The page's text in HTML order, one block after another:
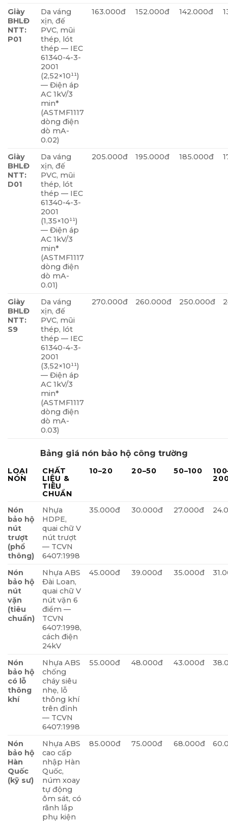
Giày
BHLĐ
NTT:
P01
Da váng
xịn, đế
PVC, mũi
thép, lót
thép — IEC
61340-4-3-
2001
(2,52×10¹¹)
— Điện áp
AC 1kV/3
min*
(ASTMF1117
dòng điện
dò mA-
0.02)
163.000đ 152.000đ 142.000đ
Giày
BHLĐ
NTT:
D01
Da váng
xịn, đế
PVC, mũi
thép, lót
thép — IEC
61340-4-3-
2001
(1,35×10¹¹)
— Điện áp
AC 1kV/3
min*
(ASTMF1117
dòng điện
dò mA-
0.01)
205.000đ 195.000đ 185.000đ
Giày
BHLĐ
NTT:
S9
Da váng
xịn, đế
PVC, mũi
thép, lót
thép — IEC
61340-4-3-
2001
(3,52×10¹¹)
— Điện áp
AC 1kV/3
min*
(ASTMF1117
dòng điện
dò mA-
0.03)
270.000đ 260.000đ 250.000đ
Bảng giá nón bảo hộ công trường
LOẠI
NÓN
CHẤT
LIỆU &
TIÊU
CHUẨN
10–20 20–50 50–100
Nón
bảo hộ
nút
trượt
(phổ
thông)
Nhựa
HDPE,
quai chữ V
nút trượt
— TCVN
6407:1998
35.000đ 30.000đ 27.000đ
Nón
bảo hộ
nút
vặn
(tiêu
chuẩn)
Nhựa ABS
Đài Loan,
quai chữ V
nút vặn 6
điểm —
TCVN
6407:1998,
cách điện
24kV
45.000đ 39.000đ 35.000đ
Nón
bảo hộ
có lỗ
thông
khí
Nhựa ABS
chống
cháy siêu
nhẹ, lỗ
thông khí
trên đỉnh
— TCVN
6407:1998
55.000đ 48.000đ 43.000đ
Nón
bảo hộ
Hàn
Quốc
(kỹ sư)
Nhựa ABS
cao cấp
nhập Hàn
Quốc,
núm xoay
tự động
ôm sát, có
rãnh lắp
phụ kiện
85.000đ 75.000đ 68.000đ